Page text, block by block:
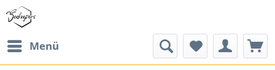
Menü